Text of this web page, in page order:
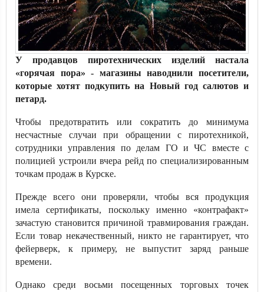
У продавцов пиротехнических изделий настала
«горячая пора» - магазины наводнили посетители,
которые хотят подкупить на Новый год салютов и
петард.
Чтобы предотвратить или сократить до минимума
несчастные случаи при обращении с пиротехникой,
сотрудники управления по делам ГО и ЧС вместе с
полицией устроили вчера рейд по специализированным
точкам продаж в Курске.
Прежде всего они проверяли, чтобы вся продукция
имела сертификаты, поскольку именно «контрафакт»
зачастую становится причиной травмирования граждан.
Если товар некачественный, никто не гарантирует, что
фейерверк, к примеру, не выпустит заряд раньше
времени.
Однако среди восьми посещенных торговых точек